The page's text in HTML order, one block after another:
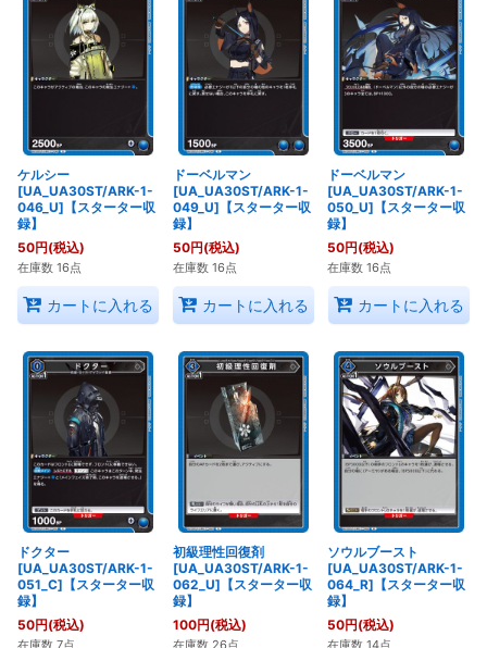
ケルシー
[UA_UA30ST/ARK-1-
046_U]【スターター収
録】
50円(税込)
在庫数 16点
カートに入れる
ドーベルマン
[UA_UA30ST/ARK-1-
049_U]【スターター収
録】
50円(税込)
在庫数 16点
カートに入れる
ドーベルマン
[UA_UA30ST/ARK-1-
050_U]【スターター収
録】
50円(税込)
在庫数 16点
カートに入れる
ドクター
[UA_UA30ST/ARK-1-
051_C]【スターター収
録】
50円(税込)
初級理性回復剤
[UA_UA30ST/ARK-1-
062_U]【スターター収
録】
100円(税込)
ソウルブースト
[UA_UA30ST/ARK-1-
064_R]【スターター収
録】
50円(税込)